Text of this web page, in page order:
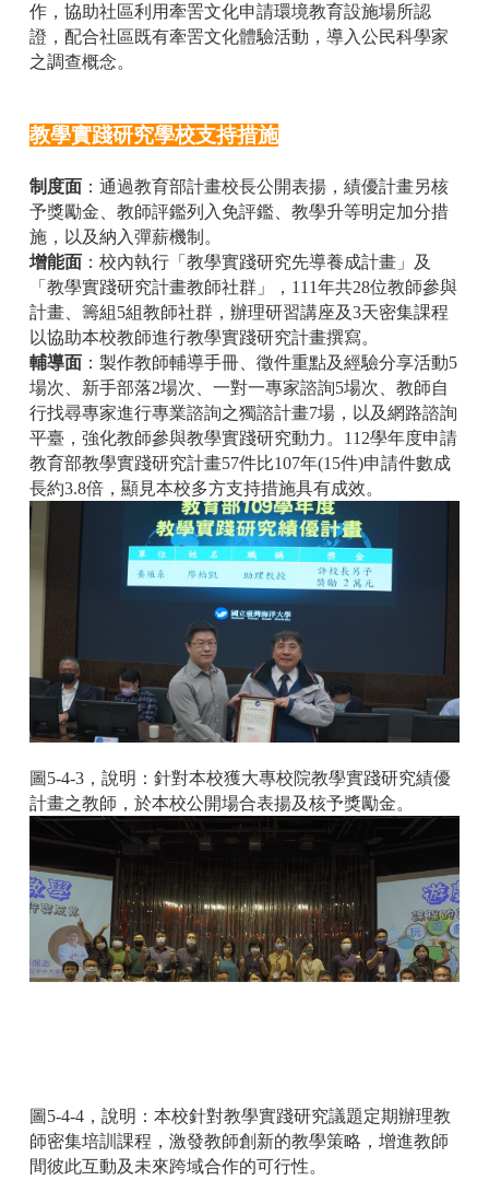
作，協助社區利用牽罟文化申請環境教育設施場所認
證，配合社區既有牽罟文化體驗活動，導入公民科學家
之調查概念。
教學實踐研究學校支持措施
制度面 ：通過教育部計畫校長公開表揚，績優計畫另核
予獎勵金、教師評鑑列入免評鑑、教學升等明定加分措
施，以及納入彈薪機制。
增能面 ：校內執行「教學實踐研究先導養成計畫」及
「教學實踐研究計畫教師社群」，111年共28位教師參與
計畫、籌組5組教師社群，辦理研習講座及3天密集課程
以協助本校教師進行教學實踐研究計畫撰寫。
輔導面 ：製作教師輔導手冊、徵件重點及經驗分享活動5
場次、新手部落2場次、一對一專家諮詢5場次、教師自
行找尋專家進行專業諮詢之獨諮計畫7場，以及網路諮詢
平臺，強化教師參與教學實踐研究動力。112學年度申請
教育部教學實踐研究計畫57件比107年(15件)申請件數成
長約3.8倍，顯見本校多方支持措施具有成效。
圖5-4-3，說明：針對本校獲大專校院教學實踐研究績優
計畫之教師，於本校公開場合表揚及核予獎勵金。
圖5-4-4，說明：本校針對教學實踐研究議題定期辦理教
師密集培訓課程，激發教師創新的教學策略，增進教師
間彼此互動及未來跨域合作的可行性。